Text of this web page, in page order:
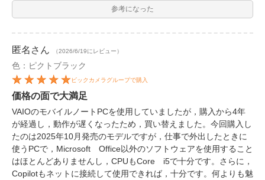
参考になった
匿名 さん （2026/6/19にレビュー）
色：ピクトブラック
ビックカメラグループで購入
価格の面で大満足
VAIOのモバイルノートPCを使用していましたが，購入から4年
が経過し，動作が遅くなったため，買い替えました。今回購入し
たのは2025年10月発売のモデルですが，仕事で外出したときに
使うPCで，Microsoft Office以外のソフトウェアを使用すること
はほとんどありませんし，CPUもCore i5で十分です。さらに，
Copilotもネットに接続して使用できれば，十分です。何よりも魅